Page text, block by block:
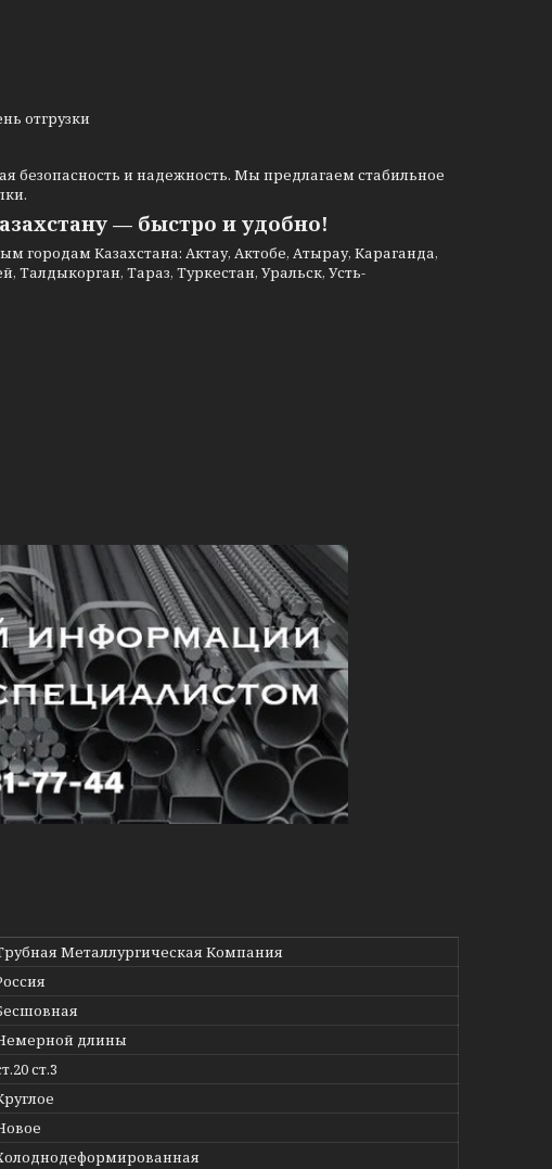
отгрузки
безопасность и надежность. Мы предлагаем стабильное
— быстро и удобно!
городам Казахстана: Актау, Актобе, Атырау, Караганда,
Тараз, Туркестан, Уральск, Усть-
Металлургическая Компания
длины
ст.3